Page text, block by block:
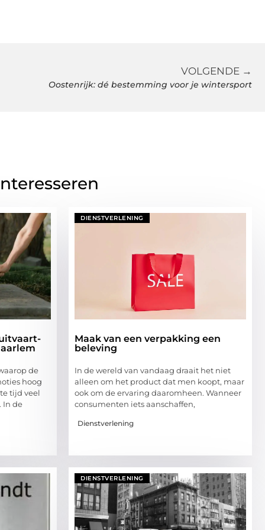
VOLGENDE →
Oostenrijk: dé bestemming voor je wintersport
de
hoog
tijd veel
In de
DIENSTVERLENING
Maak van een verpakking een
beleving
In de wereld van vandaag draait het niet
alleen om het product dat men koopt, maar
ook om de ervaring daaromheen. Wanneer
consumenten iets aanschaffen,
Dienstverlening
DIENSTVERLENING